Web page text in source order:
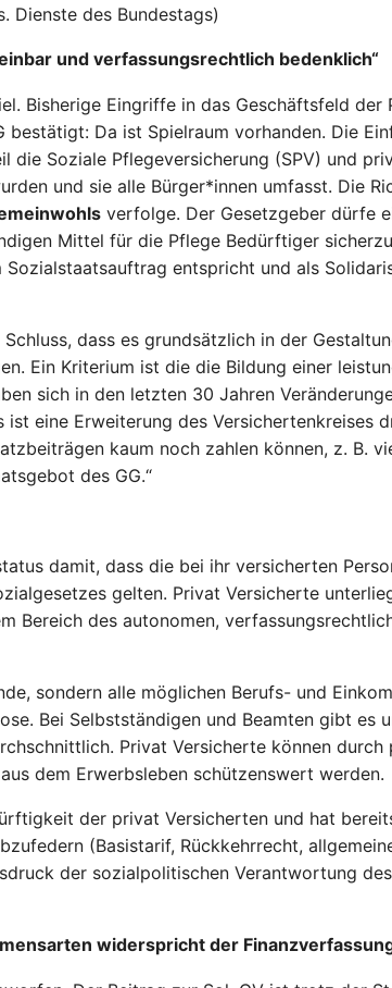
Dienste des Bundestags)
und verfassungsrechtlich bedenklich“
Bisherige Eingriffe in das Geschäftsfeld
Da ist Spielraum vorhanden. Die
die Soziale Pflegeversicherung (SPV) und
und sie alle Bürger*innen umfasst. Die
verfolge. Der Gesetzgeber dürfe
Mittel für die Pflege Bedürftiger
entspricht und als
dass es grundsätzlich in der
Ein Kriterium ist die die Bildung einer
sich in den letzten 30 Jahren
ist eine Erweiterung des
kaum noch zahlen können, z. B.
des GG.“
damit, dass die bei ihr versicherten
gelten. Privat Versicherte
Bereich des autonomen,
sondern alle möglichen Berufs- und
Bei Selbstständigen und Beamten gibt es
Privat Versicherte können
dem Erwerbsleben schützenswert werden.
der privat Versicherten und hat
(Basistarif, Rückkehrrecht,
der sozialpolitischen Verantwortung
widerspricht der